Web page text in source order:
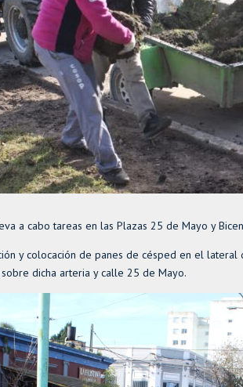
a cabo tareas en las Plazas 25 de Mayo y
y colocación de panes de césped en el
dicha arteria y calle 25 de Mayo.